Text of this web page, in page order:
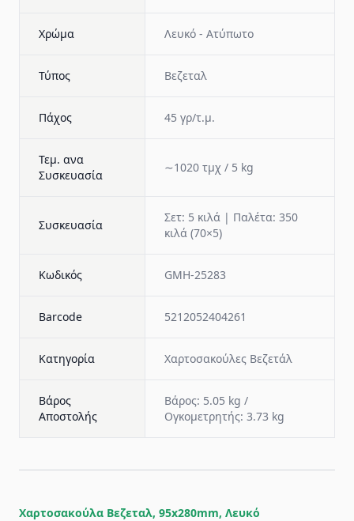
Χρώμα Λευκό - Ατύπωτο
Τύπος Βεζεταλ
Πάχος 45 γρ/τ.μ.
Τεμ. ανα
Συσκευασία
∼1020 τμχ / 5 kg
Συσκευασία
Σετ: 5 κιλά | Παλέτα: 350
κιλά (70×5)
Κωδικός GMH-25283
Barcode 5212052404261
Κατηγορία Χαρτοσακούλες Βεζετάλ
Βάρος
Αποστολής
Βάρος: 5.05 kg /
Ογκομετρητής: 3.73 kg
Χαρτοσακούλα Βεζεταλ, 95x280mm, Λευκό